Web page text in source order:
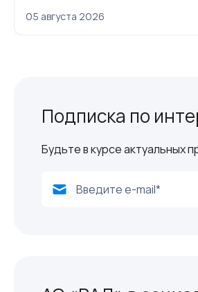
05 августа 2026
Подписка по
Будьте в курсе актуальных